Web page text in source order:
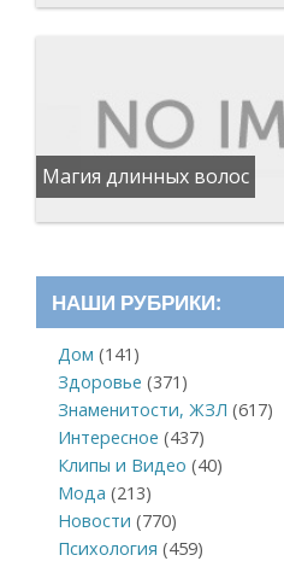
Магия длинных волос
НАШИ РУБРИКИ:
Дом (141)
Здоровье (371)
Знаменитости, ЖЗЛ (617)
Интересное (437)
Клипы и Видео (40)
Мода (213)
Новости (770)
Психология (459)